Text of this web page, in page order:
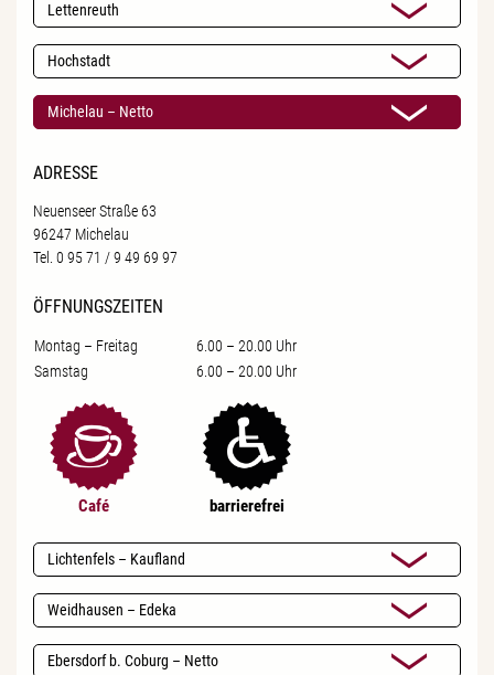
Lettenreuth
Hochstadt
Michelau – Netto
ADRESSE
Neuenseer Straße 63
96247 Michelau
Tel. 0 95 71 / 9 49 69 97
ÖFFNUNGSZEITEN
Montag – Freitag
6.00 – 20.00 Uhr
Samstag
6.00 – 20.00 Uhr
Café barrierefrei
Lichtenfels – Kaufland
Weidhausen – Edeka
Ebersdorf b. Coburg – Netto